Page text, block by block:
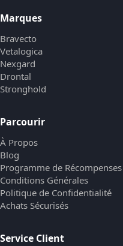
Marques
Bravecto
Vetalogica
Nexgard
Drontal
Stronghold
Parcourir
À Propos
Blog
Programme de Récompenses
Conditions Générales
Politique de Confidentialité
Achats Sécurisés
Service Client